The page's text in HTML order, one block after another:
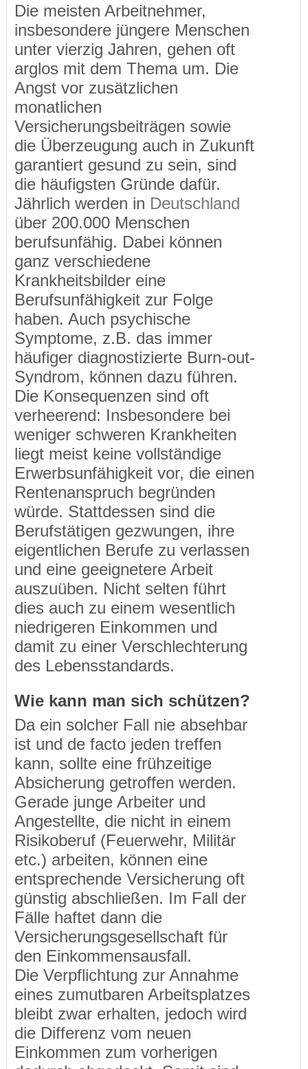
Die meisten Arbeitnehmer,
insbesondere jüngere Menschen
unter vierzig Jahren, gehen oft
arglos mit dem Thema um. Die
Angst vor zusätzlichen
monatlichen
Versicherungsbeiträgen sowie
die Überzeugung auch in Zukunft
garantiert gesund zu sein, sind
die häufigsten Gründe dafür.
Jährlich werden in Deutschland
über 200.000 Menschen
berufsunfähig. Dabei können
ganz verschiedene
Krankheitsbilder eine
Berufsunfähigkeit zur Folge
haben. Auch psychische
Symptome, z.B. das immer
häufiger diagnostizierte Burn-out-
Syndrom, können dazu führen.
Die Konsequenzen sind oft
verheerend: Insbesondere bei
weniger schweren Krankheiten
liegt meist keine vollständige
Erwerbsunfähigkeit vor, die einen
Rentenanspruch begründen
würde. Stattdessen sind die
Berufstätigen gezwungen, ihre
eigentlichen Berufe zu verlassen
und eine geeignetere Arbeit
auszuüben. Nicht selten führt
dies auch zu einem wesentlich
niedrigeren Einkommen und
damit zu einer Verschlechterung
des Lebensstandards.
Wie kann man sich schützen?
Da ein solcher Fall nie absehbar
ist und de facto jeden treffen
kann, sollte eine frühzeitige
Absicherung getroffen werden.
Gerade junge Arbeiter und
Angestellte, die nicht in einem
Risikoberuf (Feuerwehr, Militär
etc.) arbeiten, können eine
entsprechende Versicherung oft
günstig abschließen. Im Fall der
Fälle haftet dann die
Versicherungsgesellschaft für
den Einkommensausfall.
Die Verpflichtung zur Annahme
eines zumutbaren Arbeitsplatzes
bleibt zwar erhalten, jedoch wird
die Differenz vom neuen
Einkommen zum vorherigen